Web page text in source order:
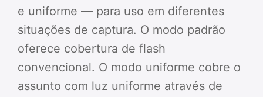
e uniforme — para uso em diferentes
situações de captura. O modo padrão
oferece cobertura de flash
convencional. O modo uniforme cobre o
assunto com luz uniforme através de